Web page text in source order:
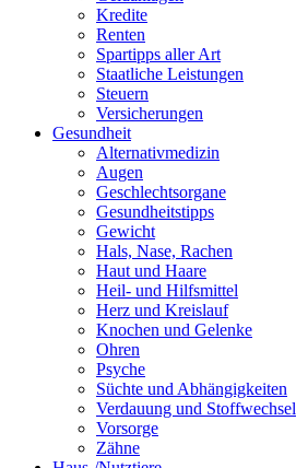
Kredite
Renten
Spartipps aller Art
Staatliche Leistungen
Steuern
Versicherungen
Gesundheit
Alternativmedizin
Augen
Geschlechtsorgane
Gesundheitstipps
Gewicht
Hals, Nase, Rachen
Haut und Haare
Heil- und Hilfsmittel
Herz und Kreislauf
Knochen und Gelenke
Ohren
Psyche
Süchte und Abhängigkeiten
Verdauung und Stoffwechsel
Vorsorge
Zähne